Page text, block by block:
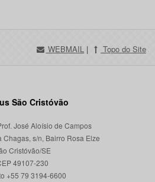
WEBMAIL | Topo do Site
São Cristóvão
José Aloísio de Campos
Chagas, s/n, Bairro Rosa Elze
Cristóvão/SE
49107-230